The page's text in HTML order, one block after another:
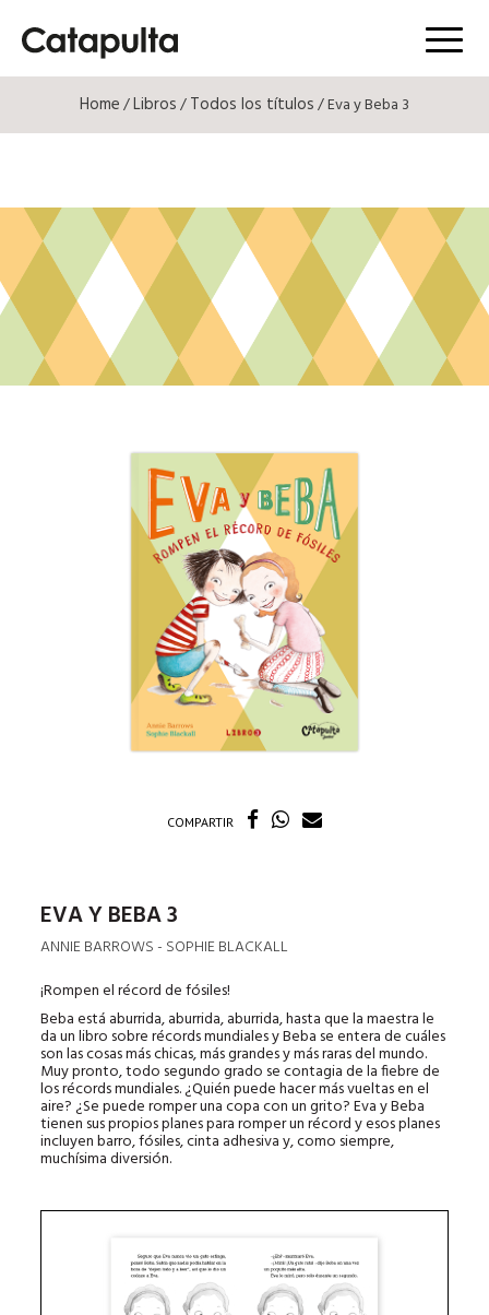
Menú
Home/Libros/Todos los títulos/ Eva y Beba 3
COMPARTIR
EVA Y BEBA 3
ANNIE BARROWS - SOPHIE BLACKALL
¡Rompen el récord de fósiles!
Beba está aburrida, aburrida, aburrida, hasta que la maestra le
da un libro sobre récords mundiales y Beba se entera de cuáles
son las cosas más chicas, más grandes y más raras del mundo.
Muy pronto, todo segundo grado se contagia de la fiebre de
los récords mundiales. ¿Quién puede hacer más vueltas en el
aire? ¿Se puede romper una copa con un grito? Eva y Beba
tienen sus propios planes para romper un récord y esos planes
incluyen barro, fósiles, cinta adhesiva y, como siempre,
muchísima diversión.